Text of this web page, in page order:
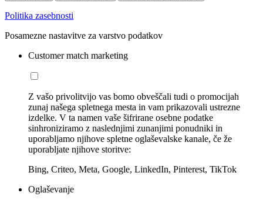
Politika zasebnosti
Posamezne nastavitve za varstvo podatkov
Customer match marketing
Z vašo privolitvijo vas bomo obveščali tudi o promocijah
zunaj našega spletnega mesta in vam prikazovali ustrezne
izdelke. V ta namen vaše šifrirane osebne podatke
sinhroniziramo z naslednjimi zunanjimi ponudniki in
uporabljamo njihove spletne oglaševalske kanale, če že
uporabljate njihove storitve:
Bing, Criteo, Meta, Google, LinkedIn, Pinterest, TikTok
Oglaševanje